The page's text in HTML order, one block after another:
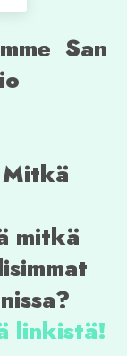
San
mitkä
linkistä!